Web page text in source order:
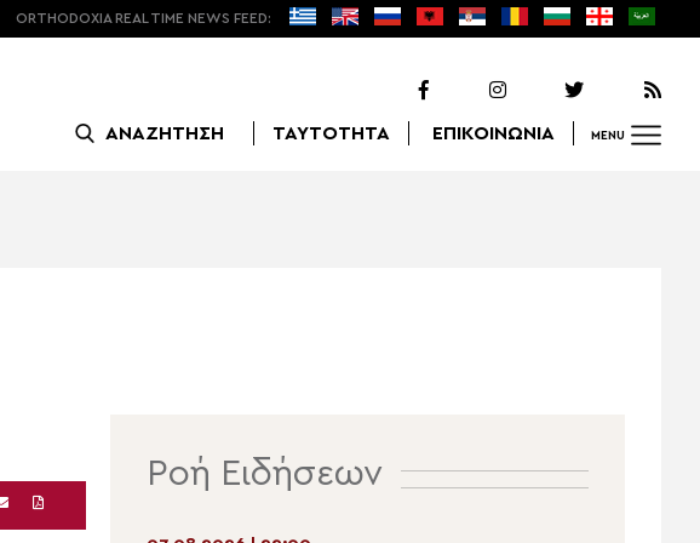
ORTHODOXIA REAL TIME NEWS FEED:
ΑΝΑΖΗΤΗΣΗ ΤΑΥΤΟΤΗΤΑ ΕΠΙΚΟΙΝΩΝΙΑ MENU
Ροή Ειδήσεων